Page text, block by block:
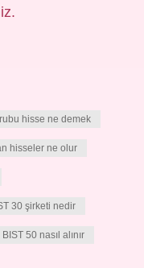
hisse ne demek
hisseler ne olur
30 şirketi nedir
BIST 50 nasıl alınır